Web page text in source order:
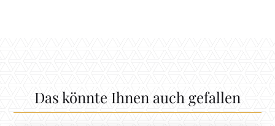
Das könnte Ihnen auch gefallen